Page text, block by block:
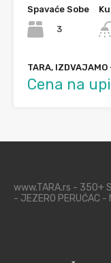
Spavaće Sobe
3
TARA,
Cena na
www.TARA.rs - 350+
- JEZERO PERUĆAC -